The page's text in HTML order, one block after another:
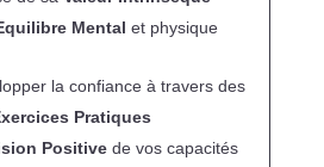
Mental et physique
la confiance à travers des
Pratiques
Positivede vos capacités